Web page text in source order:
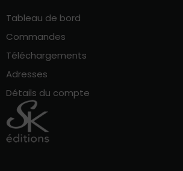
Tableau de bord
Commandes
Téléchargements
Adresses
Détails du compte